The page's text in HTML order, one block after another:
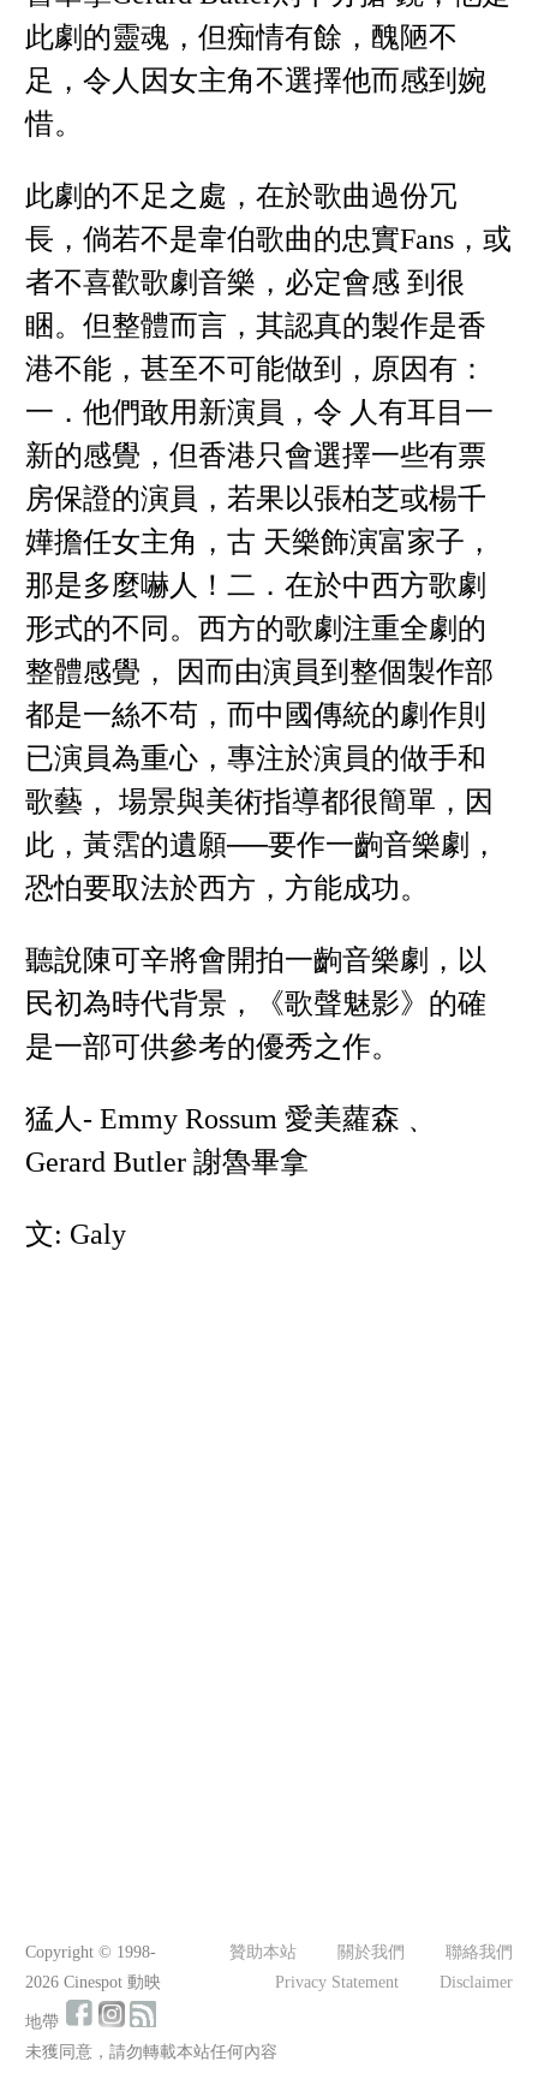
此劇的靈魂，但痴情有餘，醜陋不
足，令人因女主角不選擇他而感到婉
惜。
此劇的不足之處，在於歌曲過份冗
長，倘若不是韋伯歌曲的忠實Fans，或
者不喜歡歌劇音樂，必定會感 到很
睏。但整體而言，其認真的製作是香
港不能，甚至不可能做到，原因有：
一．他們敢用新演員，令 人有耳目一
新的感覺，但香港只會選擇一些有票
房保證的演員，若果以張柏芝或楊千
嬅擔任女主角，古 天樂飾演富家子，
那是多麼嚇人！二．在於中西方歌劇
形式的不同。西方的歌劇注重全劇的
整體感覺， 因而由演員到整個製作部
都是一絲不苟，而中國傳統的劇作則
已演員為重心，專注於演員的做手和
歌藝， 場景與美術指導都很簡單，因
此，黃霑的遺願──要作一齣音樂劇，
恐怕要取法於西方，方能成功。
聽說陳可辛將會開拍一齣音樂劇，以
民初為時代背景，《歌聲魅影》的確
是一部可供參考的優秀之作。
猛人- Emmy Rossum 愛美蘿森﹑
Gerard Butler 謝魯畢拿
文: Galy
贊助本站 關於我們
聯絡我們
Privacy Statement
Disclaimer
Copyright © 1998-
2026 Cinespot 動映
地帶
未獲同意，請勿轉載本站任何內容